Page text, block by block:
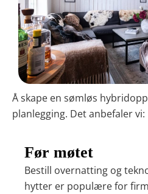
Å skape en sømløs
planlegging. Det anbefaler vi:
Før møtet
Bestill overnatting og
hytter er populære for